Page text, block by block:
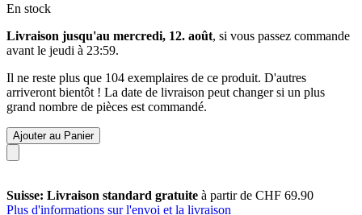
En stock
Livraison jusqu'au mercredi, 12. août, si vous passez commande
avant le jeudi à 23:59.
Il ne reste plus que 104 exemplaires de ce produit. D'autres
arriveront bientôt ! La date de livraison peut changer si un plus
grand nombre de pièces est commandé.
Ajouter au Panier
Suisse: Livraison standard gratuite à partir de CHF 69.90
Plus d'informations sur l'envoi et la livraison